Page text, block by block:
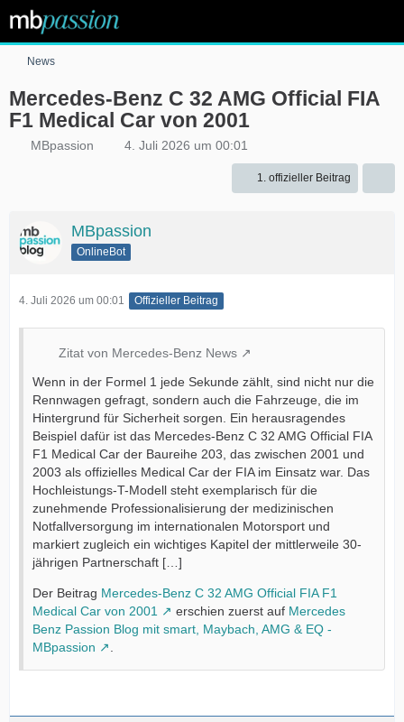
News
Mercedes-Benz C 32 AMG Official FIA
F1 Medical Car von 2001
MBpassion 4. Juli 2026 um 00:01
1. offizieller Beitrag
MBpassion
OnlineBot
4. Juli 2026 um 00:01 Offizieller Beitrag
Zitat von Mercedes-Benz News
Wenn in der Formel 1 jede Sekunde zählt, sind nicht nur die
Rennwagen gefragt, sondern auch die Fahrzeuge, die im
Hintergrund für Sicherheit sorgen. Ein herausragendes
Beispiel dafür ist das Mercedes-Benz C 32 AMG Official FIA
F1 Medical Car der Baureihe 203, das zwischen 2001 und
2003 als offizielles Medical Car der FIA im Einsatz war. Das
Hochleistungs-T-Modell steht exemplarisch für die
zunehmende Professionalisierung der medizinischen
Notfallversorgung im internationalen Motorsport und
markiert zugleich ein wichtiges Kapitel der mittlerweile 30-
jährigen Partnerschaft […]
Der Beitrag Mercedes-Benz C 32 AMG Official FIA F1
Medical Car von 2001
erschien zuerst auf Mercedes
Benz Passion Blog mit smart, Maybach, AMG & EQ -
MBpassion